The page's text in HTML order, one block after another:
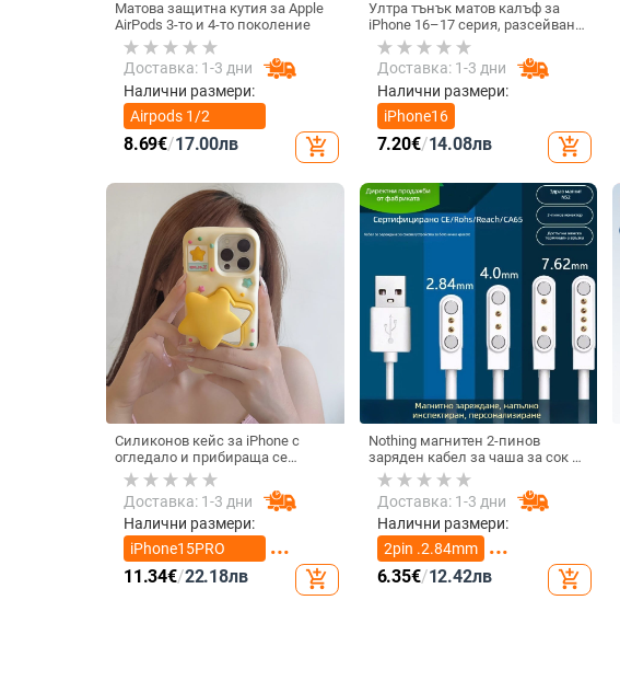
Матова защитна кутия за Apple
AirPods 3-то и 4-то поколение
Доставка: 1-3 дни
Налични размери:
Airpods 1/2
поколение
8.69€/17.00лв add_shopping_cart
Ултра тънък матов калъф за
iPhone 16–17 серия, разсейване
на топлината, пълно покритие,
удароустойчив и устойчив на
отпечатъци
Доставка: 1-3 дни
Налични размери:
iPhone16
7.20€/14.08лв add_shopping_cart
Силиконов кейс за iPhone с
огледало и прибираща се
подвижна стойка в дизайн на
петолъчка, съвместим с iPhone
13–17 Pro/Max
Доставка: 1-3 дни
Налични размери:
iPhone15PRO
MAX
iPhone16PRO
11.34€/22.18лв add_shopping_cart
Nothing магнитен 2-пинов
заряден кабел за чаша за сок и
смарт часовник – 60 см, силен
магнит N52, 7,62 мм разстояние
между пиновете
Доставка: 1-3 дни
Налични размери:
2pin .2.84mm
2pin 4.0mm
6.35€/12.42лв add_shopping_cart